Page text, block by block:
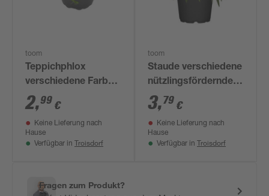
toom
Teppichphlox
verschiedene Farben
13 cm Topf
2,99 €
Keine Lieferung nach
Hause
Verfügbar in Troisdorf
toom
Staude verschiedene
nützlingsfördernde
Sorten 13 cm Topf
3,79 €
Keine Lieferung nach
Hause
Verfügbar in Troisdorf
Fragen zum Produkt?